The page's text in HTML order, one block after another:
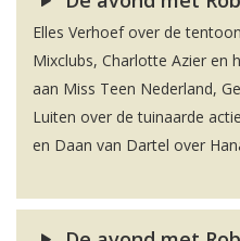
Elles Verhoef over de
Mixclubs, Charlotte Azier en
aan Miss Teen Nederland,
Luiten over de tuinaarde
en Daan van Dartel over